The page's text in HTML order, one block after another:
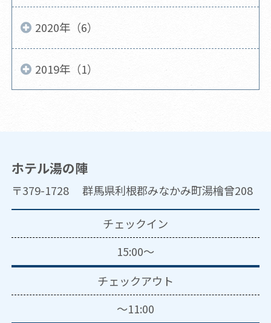
2020年（6）
2019年（1）
ホテル湯の陣
〒379-1728 群馬県利根郡みなかみ町湯檜曾208
チェックイン
15:00～
チェックアウト
～11:00